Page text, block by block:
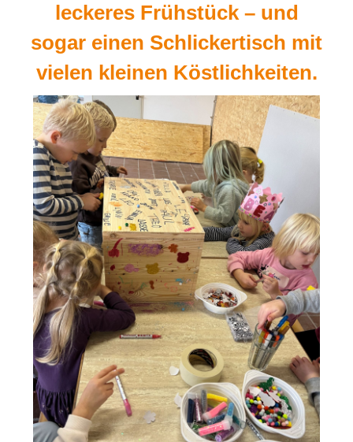
leckeres Frühstück – und
sogar einen Schlickertisch mit
vielen kleinen Köstlichkeiten.